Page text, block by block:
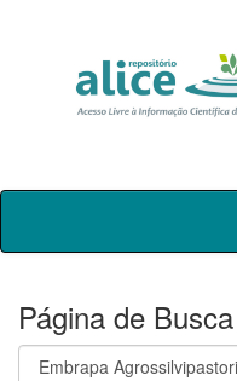
Skip
Página de Busca